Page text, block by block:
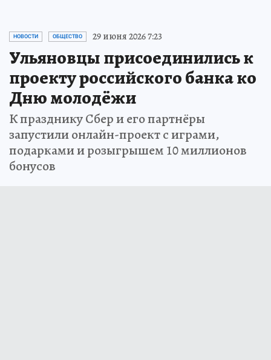
НОВОСТИ ОБЩЕСТВО 29 июня 2026 7:23
Ульяновцы присоединились к
проекту российского банка ко
Дню молодёжи
К празднику Сбер и его партнёры
запустили онлайн-проект с играми,
подарками и розыгрышем 10 миллионов
бонусов